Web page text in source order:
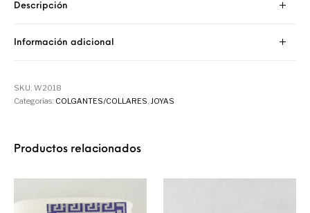
Descripción
Información adicional
SKU:W2018
Categorías: COLGANTES/COLLARES,JOYAS
Productos relacionados